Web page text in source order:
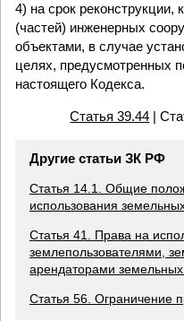
4) на срок реконструкции,
(частей) инженерных
объектами, в случае
целях, предусмотренных
настоящего Кодекса.
Статья 39.44 |
Другие статьи ЗК РФ
Статья 14.1. Общие
использования
Статья 41. Права на
землепользователями,
арендаторами земельных
Статья 56. Ограничение